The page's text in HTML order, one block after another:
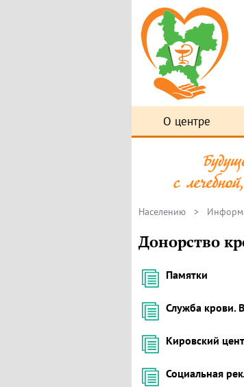
О центре
Населению >
Донорство
Памятки
Служба крови.
Кировский
Социальная